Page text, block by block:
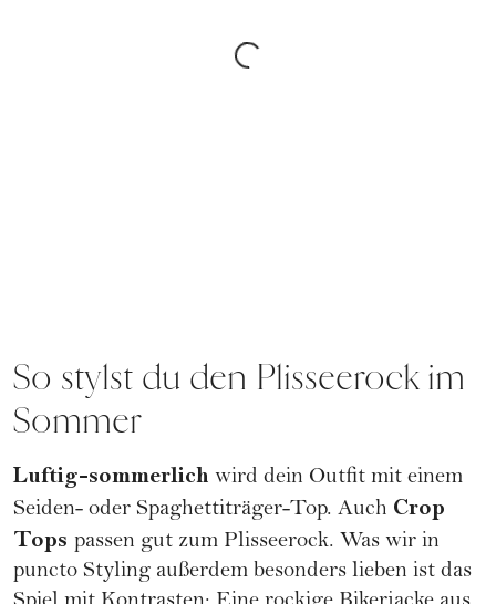
So stylst du den Plisseerock im
Sommer
Luftig-sommerlich wird dein Outfit mit einem
Seiden- oder Spaghettiträger-Top. Auch Crop
Tops passen gut zum Plisseerock. Was wir in
puncto Styling außerdem besonders lieben ist das